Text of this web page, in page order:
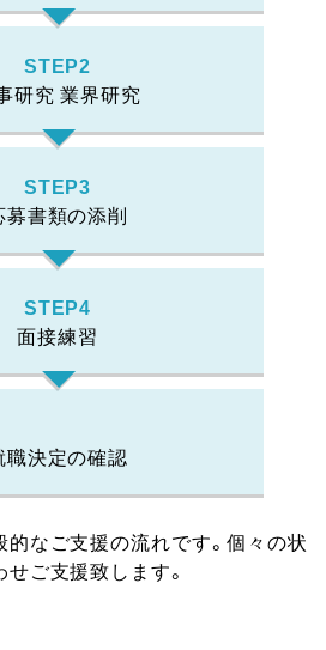
STEP2
研究 業界研究
STEP3
募書類の添削
STEP4
面接練習
職決定の確認
なご支援の流れです。個々の状
ご支援致します。